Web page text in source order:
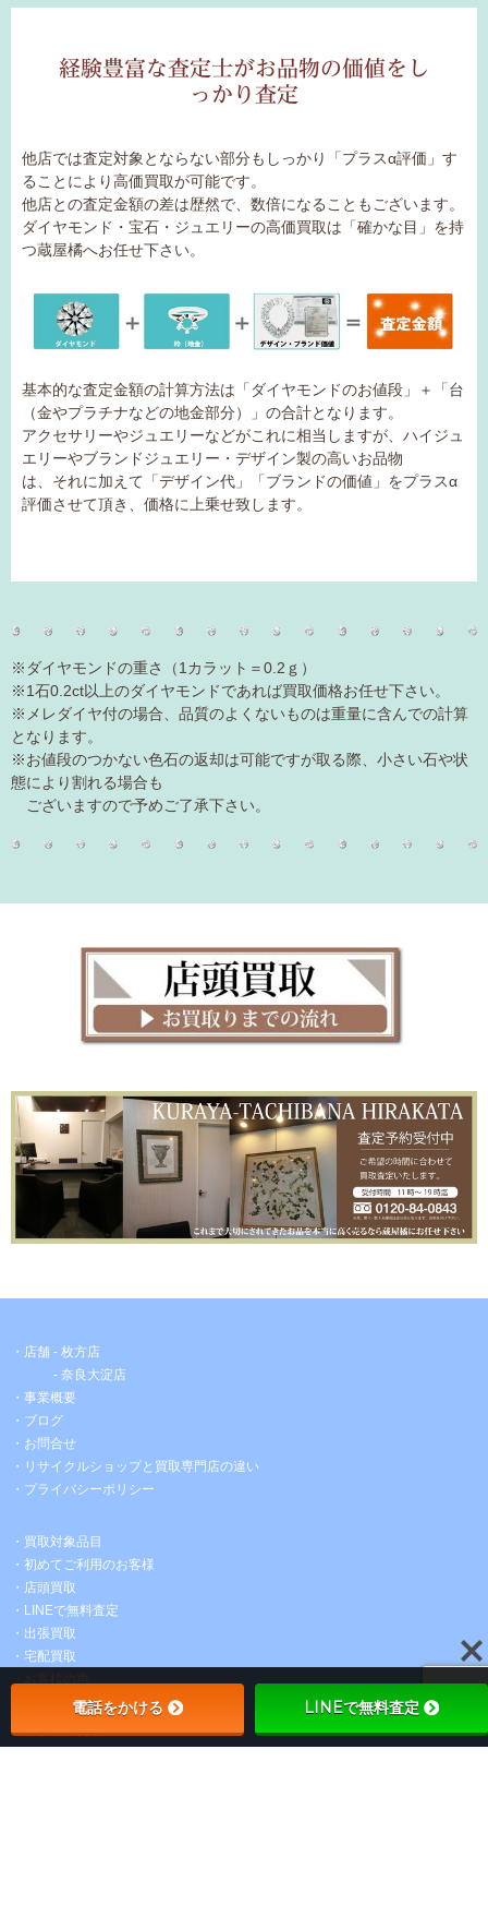
経験豊富な査定士がお品物の価値をし
っかり査定
他店では査定対象とならない部分もしっかり「プラスα評価」す
ることにより高価買取が可能です。
他店との査定金額の差は歴然で、数倍になることもございます。
ダイヤモンド・宝石・ジュエリーの高価買取は「確かな目」を持
つ蔵屋橘へお任せ下さい。
基本的な査定金額の計算方法は 「ダイヤモンドのお値段」＋「台
（金やプラチナなどの地金部分）」の合計となります。
アクセサリーやジュエリーなどがこれに相当しますが、ハイジュ
エリーやブランドジュエリー・デザイン製の高いお品物
は、それに加えて 「デザイン代」「ブランドの価値」をプラスα
評価させて頂き、価格に上乗せ致します。
※ダイヤモンドの重さ（1カラット＝0.2ｇ）
※1石0.2ct以上のダイヤモンドであれば買取価格お任せ下さい。
※メレダイヤ付の場合、品質のよくないものは重量に含んでの計算
となります。
※お値段のつかない色石の返却は可能ですが取る際、小さい石や状
態により割れる場合も
ございますので予めご了承下さい。
・店舗 - 枚方店
- 奈良大淀店
・事業概要
・ブログ
・お問合せ
・ リサイクルショップと買取専門店の違い
・プライバシーポリシー
・買取対象品目
・初めてご利用のお客様
・店頭買取
・LINEで無料査定
・出張買取
・宅配買取
・ブランド買取
電話をかける LINEで無料査定